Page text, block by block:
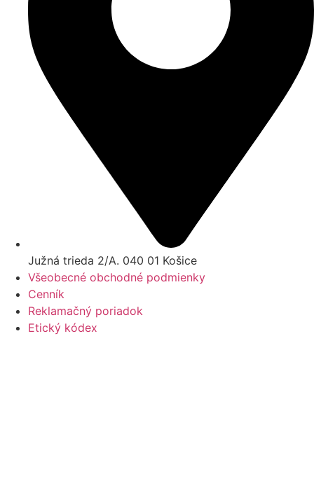
Južná trieda 2/A. 040 01 Košice
Všeobecné obchodné podmienky
Cenník
Reklamačný poriadok
Etický kódex